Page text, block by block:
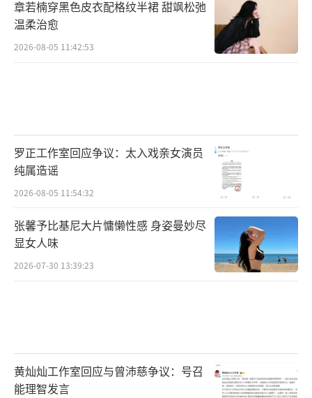
章若楠穿黑色皮衣配格纹半裙 甜飒松弛
温柔治愈
2026-08-05 11:42:53
罗正工作室回应争议：太入戏亲女演员
纯属造谣
2026-08-05 11:54:32
张馨予比基尼大片慵懒性感 身姿曼妙尽
显女人味
2026-07-30 13:39:23
黄灿灿工作室回应与曾沛慈争议：号召
能理智发言